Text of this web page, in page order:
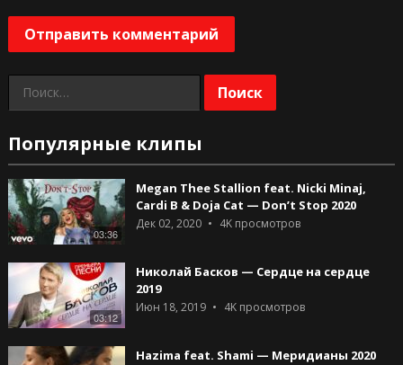
Найти:
Популярные клипы
03:36
Megan Thee Stallion feat. Nicki Minaj,
Cardi B & Doja Cat — Don’t Stop 2020
Дек 02, 2020 4Kпросмотров
03:12
Николай Басков — Сердце на сердце
2019
Июн 18, 2019 4Kпросмотров
Hazima feat. Shami — Меридианы 2020